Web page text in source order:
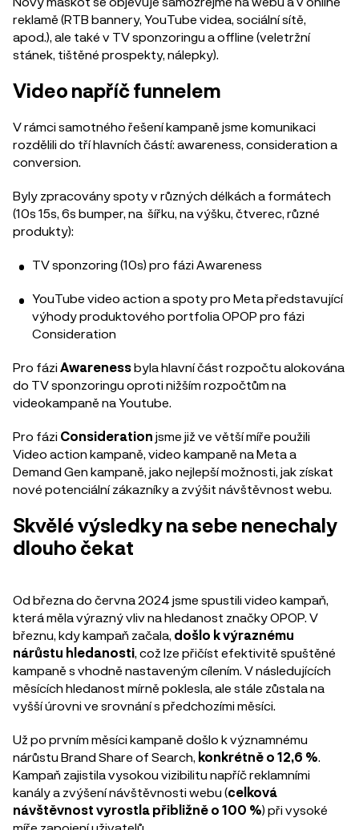
reklamě (RTB bannery, YouTube videa, sociální sítě,
apod.), ale také v TV sponzoringu a offline (veletržní
stánek, tištěné prospekty, nálepky).
Video napříč funnelem
V rámci samotného řešení kampaně jsme komunikaci
rozdělili do tří hlavních částí: awareness, consideration a
conversion.
Byly zpracovány spoty v různých délkách a formátech
(10s 15s, 6s bumper, na šířku, na výšku, čtverec, různé
produkty):
TV sponzoring (10s) pro fázi Awareness
YouTube video action a spoty pro Meta představující
výhody produktového portfolia OPOP pro fázi
Consideration
Pro fázi Awarenessbyla hlavní část rozpočtu alokována
do TV sponzoringu oproti nižším rozpočtům na
videokampaně na Youtube.
Pro fázi Consideration jsme již ve větší míře použili
Video action kampaně, video kampaně na Meta a
Demand Gen kampaně, jako nejlepší možnosti, jak získat
nové potenciální zákazníky a zvýšit návštěvnost webu.
Skvělé výsledky na sebe nenechaly
dlouho čekat
Od března do června 2024 jsme spustili video kampaň,
která měla výrazný vliv na hledanost značky OPOP. V
březnu, kdy kampaň začala, došlo k výraznému
nárůstu hledanosti, což lze přičíst efektivitě spuštěné
kampaně s vhodně nastaveným cílením. V následujících
měsících hledanost mírně poklesla, ale stále zůstala na
vyšší úrovni ve srovnání s předchozími měsíci.
Už po prvním měsíci kampaně došlo k významnému
nárůstu Brand Share of Search, konkrétně o 12,6 %.
Kampaň zajistila vysokou vizibilitu napříč reklamními
kanály a zvýšení návštěvnosti webu (celková
návštěvnost vyrostla přibližně o 100 %) při vysoké